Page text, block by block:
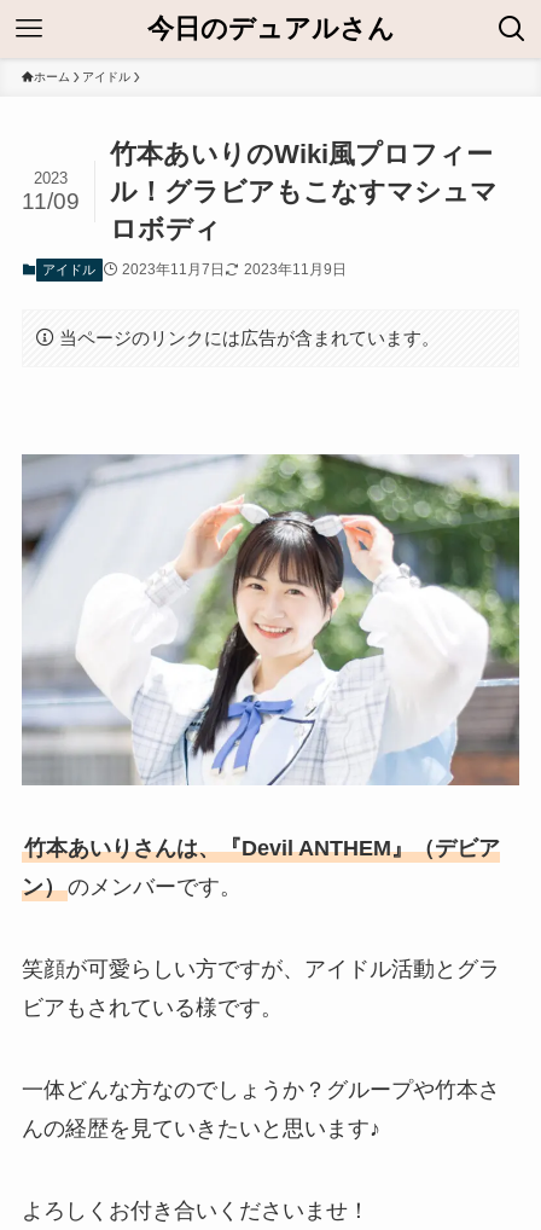
今日のデュアルさん
ホーム アイドル
竹本あいりのWiki風プロフィー
ル！グラビアもこなすマシュマ
ロボディ
2023
11/09
アイドル 2023年11月7日 2023年11月9日
当ページのリンクには広告が含まれています。
竹本あいりさんは、『Devil ANTHEM』（デビア
ン）のメンバーです。
笑顔が可愛らしい方ですが、アイドル活動とグラ
ビアもされている様です。
一体どんな方なのでしょうか？グループや竹本さ
んの経歴を見ていきたいと思います♪
よろしくお付き合いくださいませ！